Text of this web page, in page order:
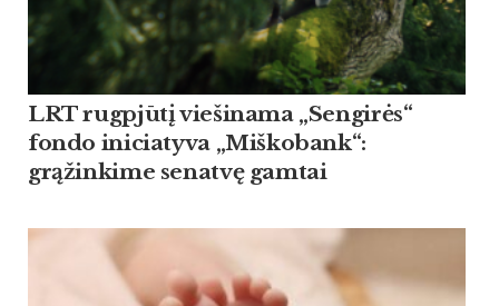
LRT rugpjūtį viešinama „Sengirės“
fondo iniciatyva „Miškobank“:
grąžinkime senatvę gamtai